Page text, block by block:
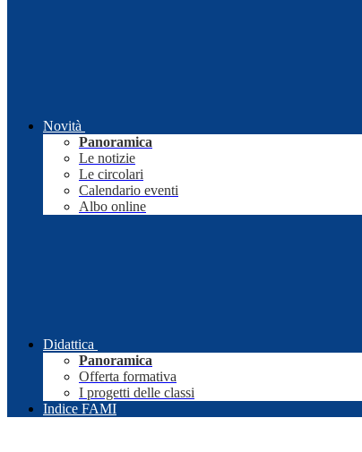
Novità
Panoramica
Le notizie
Le circolari
Calendario eventi
Albo online
Didattica
Panoramica
Offerta formativa
I progetti delle classi
Indice FAMI